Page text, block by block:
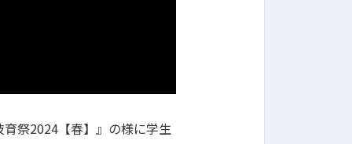
祭2024【春】』の様に学生